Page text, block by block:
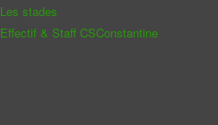
Les stades
Effectif & Staff CSConstantine